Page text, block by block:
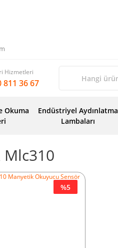
Hizmetleri
811 36 67
Okuma
Endüstriyel Aydınlatma
Lambaları
%5